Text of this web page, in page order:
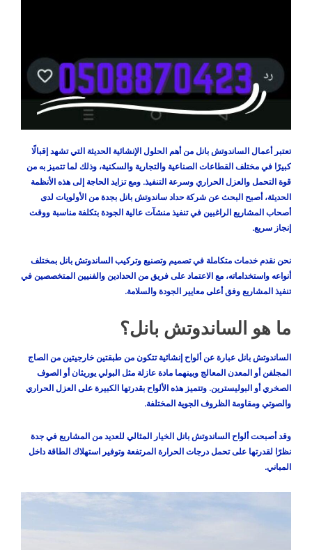
تعتبر أعمال الساندوتش بانل من أهم الحلول الإنشائية الحديثة التي تشهد إقبالًا
كبيرًا في مختلف القطاعات الصناعية والتجارية والسكنية، وذلك لما تتميز به من
قوة التحمل والعزل الحراري وسرعة التنفيذ. ومع تزايد الحاجة إلى هذه الأنظمة
الحديثة، أصبح البحث عن شركة حداد ساندوتش بانل بجدة من الأولويات لدى
أصحاب المشاريع الراغبين في تنفيذ منشآت عالية الجودة بتكلفة مناسبة ووقت
إنجاز سريع.
نحن نقدم خدمات متكاملة في تصميم وتصنيع وتركيب الساندوتش بانل بمختلف
أنواعه واستخداماته، مع الاعتماد على فريق من الحدادين والفنيين المتخصصين في
تنفيذ المشاريع وفق أعلى معايير الجودة والسلامة.
ما هو الساندوتش بانل؟
الساندوتش بانل عبارة عن ألواح إنشائية تتكون من طبقتين خارجيتين من الصاج
المجلفن أو المعدن المعالج وبينهما مادة عازلة مثل البولي يوريثان أو الصوف
الصخري أو البوليسترين. وتتميز هذه الألواح بقدرتها الكبيرة على العزل الحراري
والصوتي ومقاومة الظروف الجوية المختلفة.
وقد أصبحت ألواح الساندوتش بانل الخيار المثالي للعديد من المشاريع في جدة
نظرًا لقدرتها على تحمل درجات الحرارة المرتفعة وتوفير استهلاك الطاقة داخل
المباني.